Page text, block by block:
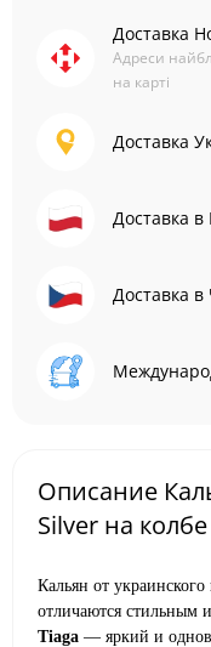
Доставка
Адреси
на карті
Доставка
Доставка
Доставка
Описание
Silver на
Кальян от украинского
отличаются стильным
Tiaga — яркий и